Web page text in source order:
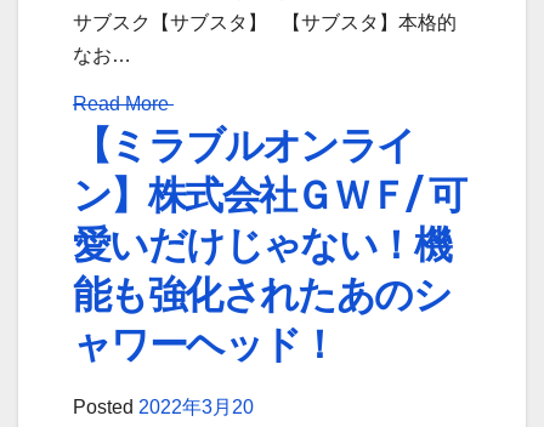
サブスク【サブスタ】 【サブスタ】本格的
なお…
Read More
【ミラブルオンライ
ン】株式会社ＧＷＦ/ 可
愛いだけじゃない！機
能も強化されたあのシ
ャワーヘッド！
Posted 2022年3月20